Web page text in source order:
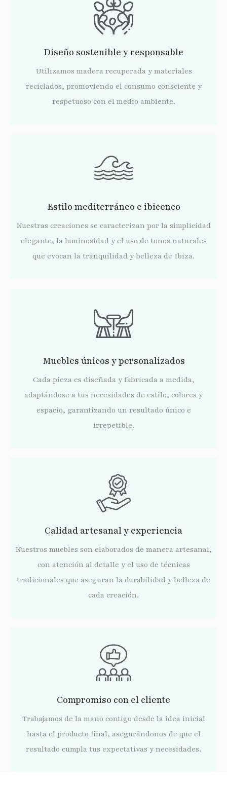
Diseño sostenible y responsable
Utilizamos madera recuperada y materiales
reciclados, promoviendo el consumo consciente y
respetuoso con el medio ambiente.
Estilo mediterráneo e ibicenco
Nuestras creaciones se caracterizan por la simplicidad
elegante, la luminosidad y el uso de tonos naturales
que evocan la tranquilidad y belleza de Ibiza.
Muebles únicos y personalizados
Cada pieza es diseñada y fabricada a medida,
adaptándose a tus necesidades de estilo, colores y
espacio, garantizando un resultado único e
irrepetible.
Calidad artesanal y experiencia
Nuestros muebles son elaborados de manera artesanal,
con atención al detalle y el uso de técnicas
tradicionales que aseguran la durabilidad y belleza de
cada creación.
Compromiso con el cliente
Trabajamos de la mano contigo desde la idea inicial
hasta el producto final, asegurándonos de que el
resultado cumpla tus expectativas y necesidades.